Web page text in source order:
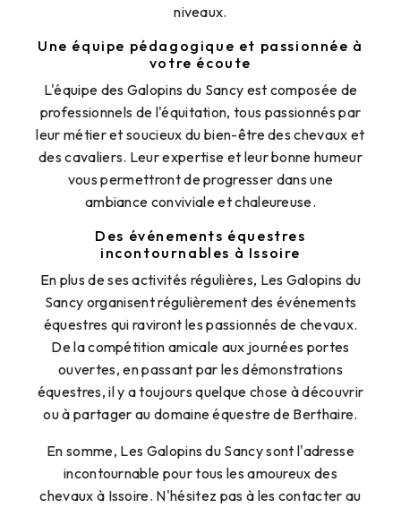
niveaux.
Une équipe pédagogique et passionnée à
votre écoute
L'équipe des Galopins du Sancy est composée de
professionnels de l'équitation, tous passionnés par
leur métier et soucieux du bien-être des chevaux et
des cavaliers. Leur expertise et leur bonne humeur
vous permettront de progresser dans une
ambiance conviviale et chaleureuse.
Des événements équestres
incontournables à Issoire
En plus de ses activités régulières, Les Galopins du
Sancy organisent régulièrement des événements
équestres qui raviront les passionnés de chevaux.
De la compétition amicale aux journées portes
ouvertes, en passant par les démonstrations
équestres, il y a toujours quelque chose à découvrir
ou à partager au domaine équestre de Berthaire.
En somme, Les Galopins du Sancy sont l'adresse
incontournable pour tous les amoureux des
chevaux à Issoire. N'hésitez pas à les contacter au